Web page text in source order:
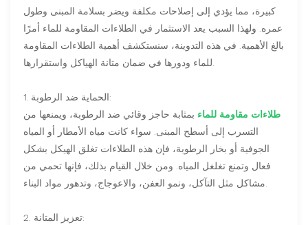
كبيرة، مما يؤدي إلى إصلاحات مكلفة ويضر بسلامة المبنى وطول
عمره. ولهذا السبب يعد الاستثمار في الطلاءات المقاومة للماء أمرًا
بالغ الأهمية. في هذه التدوينة، سنستكشف أهمية الطلاءات المقاومة
للماء ودورها في ضمان متانة الهياكل واستقرارها.
1. الحماية ضد الرطوبة:
طلاءات مقاومة للماء بمثابة حاجز وقائي ضد الرطوبة، ويمنعها من
التسرب إلى أسطح المبنى. سواء كانت مياه الأمطار أو المياه
الجوفية أو بخار الرطوبة، فإن هذه الطلاءات تغلق الهيكل بشكل
فعال وتمنع تغلغل المياه. ومن خلال القيام بذلك، فإنها تحمي من
مشاكل مثل التآكل، ونمو العفن، والاعوجاج، وتدهور مواد البناء.
2. تعزيز المتانة: